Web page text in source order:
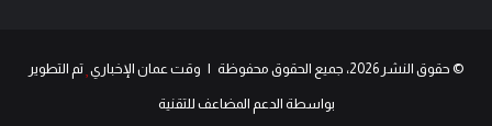
© حقوق النشر 2026، جميع الحقوق محفوظة | وقت عمان الإخباري تم التطوير
بواسطة الدعم المضاعف للتقنية